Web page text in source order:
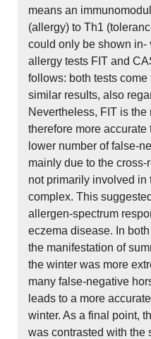
means an
(allergy) to Th1
could only be shown in-
allergy tests FIT and
follows: both tests
similar results, also
Nevertheless, FIT is the
therefore more
lower number of false-
mainly due to the
not primarily involved in
complex. This
allergen-spectrum
eczema disease. In
the manifestation of
the winter was more
many false-negative
leads to a more
winter. As a final point,
was contrasted with the